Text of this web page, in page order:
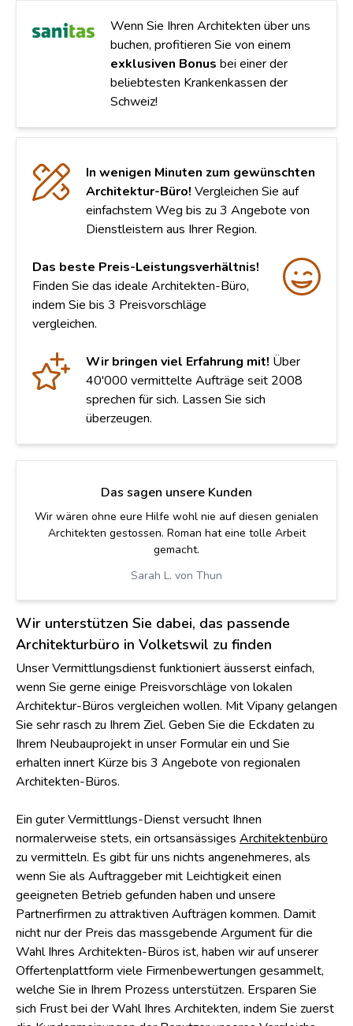
Wir unterstützen Sie dabei, das passende
Architekturbüro in Volketswil zu finden
Unser Vermittlungsdienst funktioniert äusserst einfach,
wenn Sie gerne einige Preisvorschläge von lokalen
Architektur-Büros vergleichen wollen. Mit Vipany gelangen
Sie sehr rasch zu Ihrem Ziel. Geben Sie die Eckdaten zu
Ihrem Neubauprojekt in unser Formular ein und Sie
erhalten innert Kürze bis 3 Angebote von regionalen
Architekten-Büros.
Ein guter Vermittlungs-Dienst versucht Ihnen
normalerweise stets, ein ortsansässiges Architektenbüro
zu vermitteln. Es gibt für uns nichts angenehmeres, als
wenn Sie als Auftraggeber mit Leichtigkeit einen
geeigneten Betrieb gefunden haben und unsere
Partnerfirmen zu attraktiven Aufträgen kommen. Damit
nicht nur der Preis das massgebende Argument für die
Wahl Ihres Architekten-Büros ist, haben wir auf unserer
Offertenplattform viele Firmenbewertungen gesammelt,
welche Sie in Ihrem Prozess unterstützen. Ersparen Sie
sich Frust bei der Wahl Ihres Architekten, indem Sie zuerst
Wenn Sie Ihren Architekten über uns
buchen, profitieren Sie von einem
exklusiven Bonus bei einer der
beliebtesten Krankenkassen der
Schweiz!
In wenigen Minuten zum gewünschten
Architektur-Büro! Vergleichen Sie auf
einfachstem Weg bis zu 3 Angebote von
Dienstleistern aus Ihrer Region.
Das beste Preis-Leistungsverhältnis!
Finden Sie das ideale Architekten-Büro,
indem Sie bis 3 Preisvorschläge
vergleichen.
Wir bringen viel Erfahrung mit! Über
40'000 vermittelte Aufträge seit 2008
sprechen für sich. Lassen Sie sich
überzeugen.
Das sagen unsere Kunden
Wir wären ohne eure Hilfe wohl nie auf diesen genialen
Architekten gestossen. Roman hat eine tolle Arbeit
gemacht.
Sarah L. von Thun